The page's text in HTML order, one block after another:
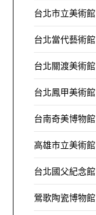
台北市立美術館
台北當代藝術館
台北關渡美術館
台北鳳甲美術館
台南奇美博物館
高雄市立美術館
台北國父紀念館
鶯歌陶瓷博物館